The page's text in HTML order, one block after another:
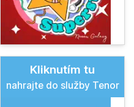
Kliknutím tu
nahrajte do služby Tenor